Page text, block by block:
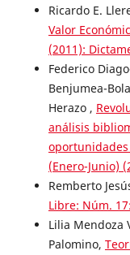
Ricardo E.
Valor
(2011):
Federico
Benjumea-
Herazo ,
análisis
oportunidades
(Enero-Junio)
Remberto
Libre: Núm.
Lilia Mendoza
Palomino,